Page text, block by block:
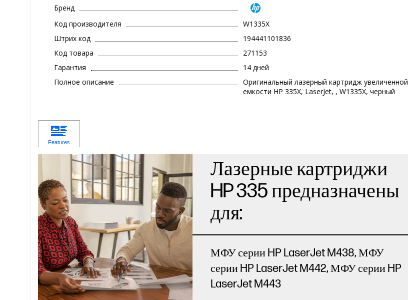
Бренд
Код производителя
W1335X
Штрих код
194441101836
Код товара
271153
Гарантия
14 дней
Полное описание
Оригинальный лазерный картридж увеличенной
емкости HP 335X, LaserJet, , W1335X, черный
Лазерные картриджи
HP 335 предназначены
для:
МФУ серии HP LaserJet M438, МФУ
серии HP LaserJet M442, МФУ серии HP
LaserJet M443